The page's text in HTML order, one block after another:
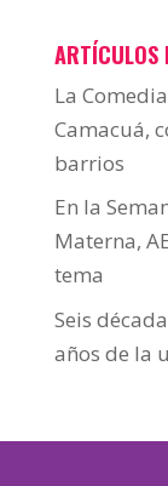
ARTÍCULOS
La
Camacuá,
barrios
En la
Materna,
tema
Seis
años de la